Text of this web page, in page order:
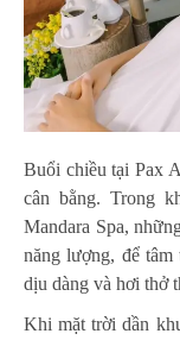
Buổi chiều tại Pax
cân bằng. Trong
Mandara Spa,
năng lượng, để
dịu dàng và hơi thở
Khi mặt trời dần